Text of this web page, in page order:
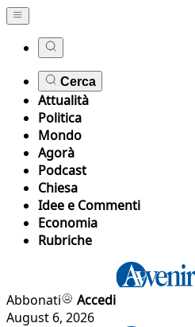
Cerca
Attualità
Politica
Mondo
Agorà
Podcast
Chiesa
Idee e Commenti
Economia
Rubriche
Abbonati
Accedi
August 6, 2026